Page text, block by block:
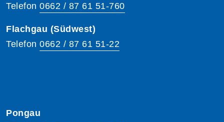
Telefon 0662 / 87 61 51-760
Flachgau (Südwest)
Telefon 0662 / 87 61 51-22
Pongau